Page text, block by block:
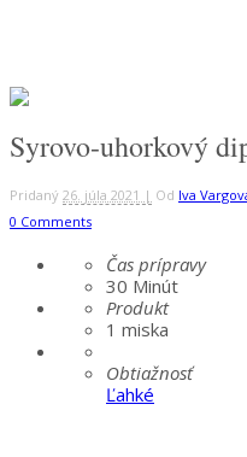
Syrovo-uhorkový
Pridaný 26. júla 2021 | Od Iva
0 Comments
Čas prípravy
30 Minút
Produkt
1 miska
Obtiažnosť
Ľahké